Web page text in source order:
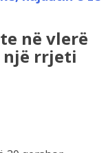
në vlerë
një rrjeti